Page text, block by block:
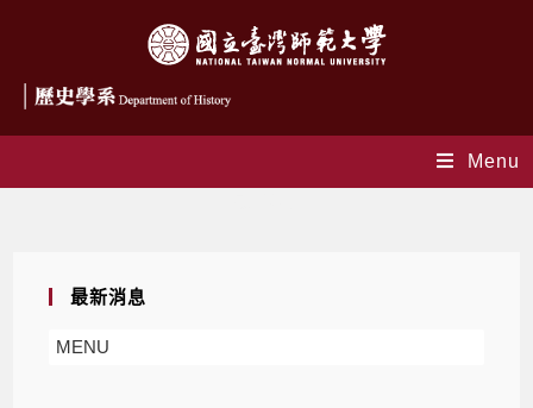
Menu
最新消息
MENU